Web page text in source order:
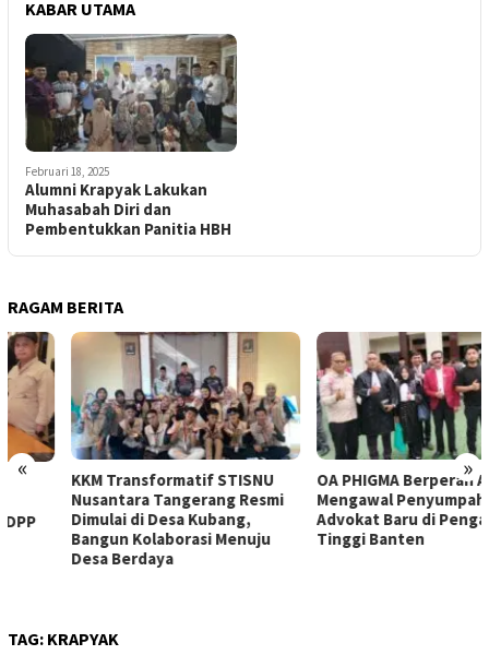
KABAR UTAMA
Februari 18, 2025
Alumni Krapyak Lakukan
Muhasabah Diri dan
Pembentukkan Panitia HBH
RAGAM BERITA
« »
KKM Transformatif STISNU
Nusantara Tangerang Resmi
Dimulai di Desa Kubang,
Bangun Kolaborasi Menuju
Desa Berdaya
OA PHIGMA Berperan Aktif
Mengawal Penyumpahan 105
Advokat Baru di Pengadilan
Tinggi Banten
TAG: KRAPYAK